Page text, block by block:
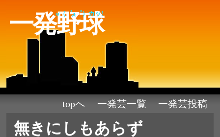
一発野球
σ（゜д゜）カッ!
topへ 一発芸一覧 一発芸投稿
無きにしもあらず